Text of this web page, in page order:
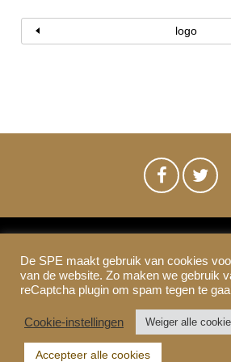
logo
SPE-Amsterdam ©
Colofon & Disclaimer
De SPE maakt gebruik van cookies
van de website. Zo maken we gebruik
reCaptcha plugin om spam tegen te
Cookie-instellingen Weiger alle
Accepteer alle cookies